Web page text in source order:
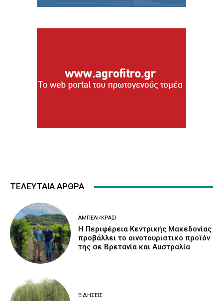
ΤΕΛΕΥΤΑΙΑ ΑΡΘΡΑ
ΑΜΠΈΛΙ/ΚΡΑΣΊ
H Περιφέρεια Κεντρικής Μακεδονίας
προβάλλει το οινοτουριστικό προϊόν
της σε Βρετανία και Αυστραλία
ΕΙΔΉΣΕΙΣ